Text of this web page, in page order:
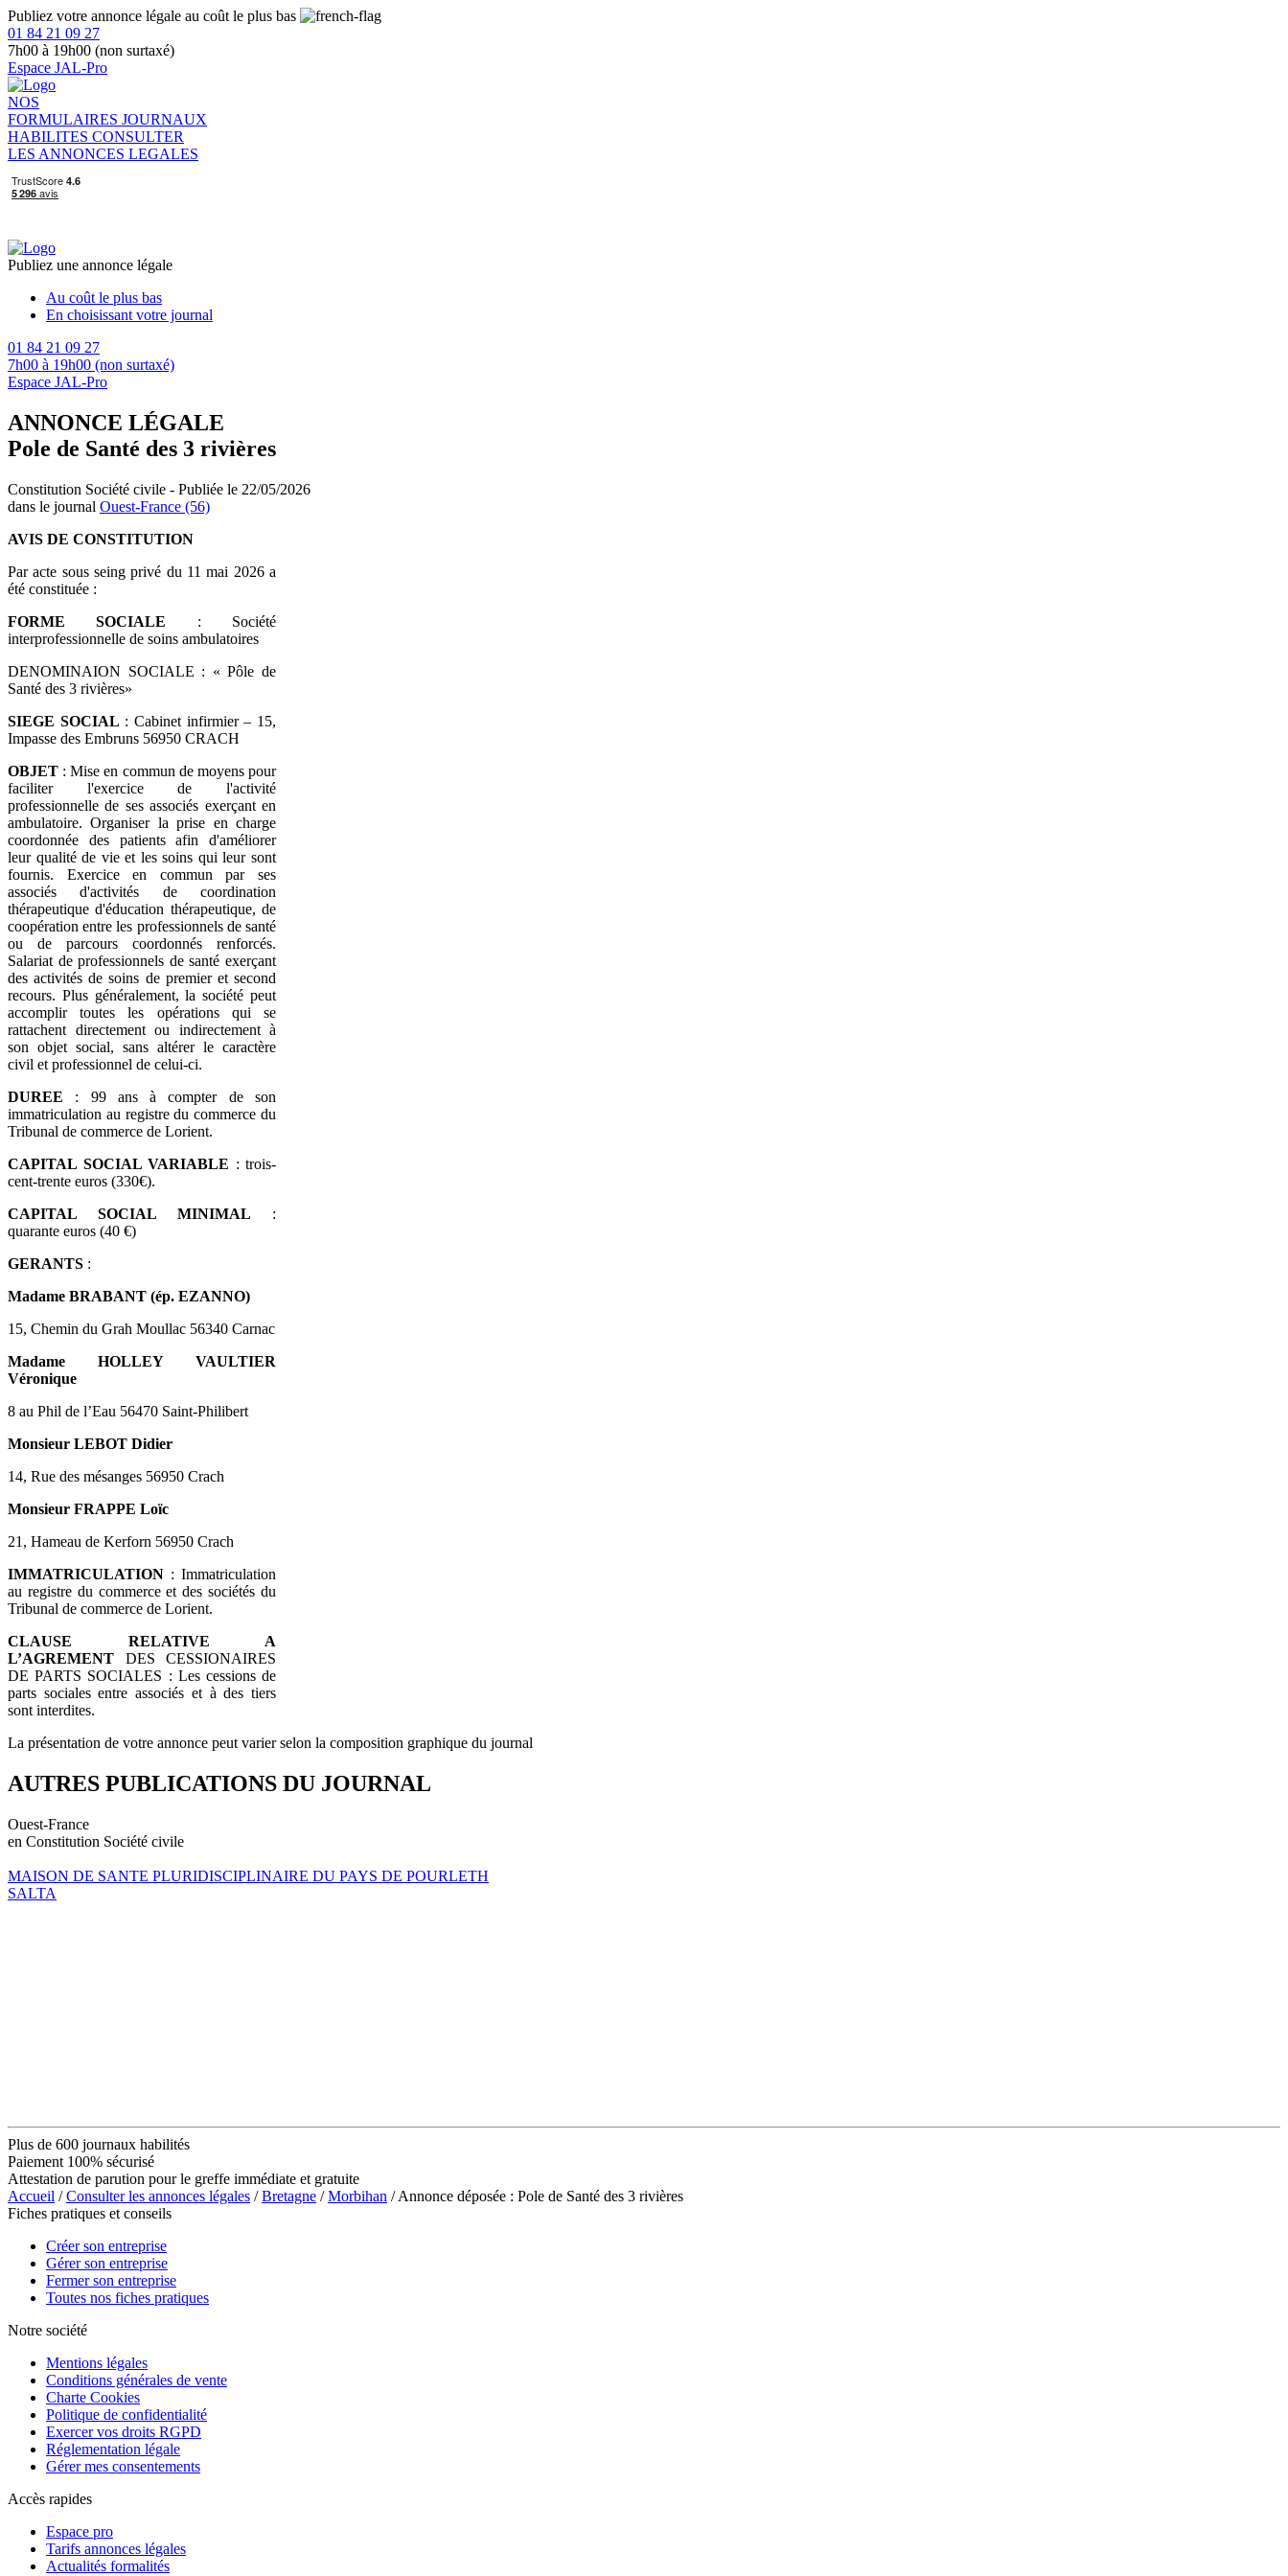
Publiez votre annonce légale au coût le plus bas
01 84 21 09 27
7h00 à 19h00 (non surtaxé)
Espace JAL-Pro
NOS
FORMULAIRES JOURNAUX
HABILITES CONSULTER
LES ANNONCES LEGALES
Publiez une annonce légale
Au coût le plus bas
En choisissant votre journal
01 84 21 09 27
7h00 à 19h00 (non surtaxé)
Espace JAL-Pro
ANNONCE LÉGALE
Pole de Santé des 3 rivières
Constitution Société civile - Publiée le 22/05/2026
dans le journal Ouest-France (56)
AVIS DE CONSTITUTION
Par acte sous seing privé du 11 mai 2026 a
été constituée :
FORME SOCIALE : Société
interprofessionnelle de soins ambulatoires
DENOMINAION SOCIALE : « Pôle de
Santé des 3 rivières»
SIEGE SOCIAL : Cabinet infirmier – 15,
Impasse des Embruns 56950 CRACH
OBJET : Mise en commun de moyens pour
faciliter l'exercice de l'activité
professionnelle de ses associés exerçant en
ambulatoire. Organiser la prise en charge
coordonnée des patients afin d'améliorer
leur qualité de vie et les soins qui leur sont
fournis. Exercice en commun par ses
associés d'activités de coordination
thérapeutique d'éducation thérapeutique, de
coopération entre les professionnels de santé
ou de parcours coordonnés renforcés.
Salariat de professionnels de santé exerçant
des activités de soins de premier et second
recours. Plus généralement, la société peut
accomplir toutes les opérations qui se
rattachent directement ou indirectement à
son objet social, sans altérer le caractère
civil et professionnel de celui-ci.
DUREE : 99 ans à compter de son
immatriculation au registre du commerce du
Tribunal de commerce de Lorient.
CAPITAL SOCIAL VARIABLE : trois-
cent-trente euros (330€).
CAPITAL SOCIAL MINIMAL :
quarante euros (40 €)
GERANTS :
Madame BRABANT (ép. EZANNO)
15, Chemin du Grah Moullac 56340 Carnac
Madame HOLLEY VAULTIER
Véronique
8 au Phil de l’Eau 56470 Saint-Philibert
Monsieur LEBOT Didier
14, Rue des mésanges 56950 Crach
Monsieur FRAPPE Loïc
21, Hameau de Kerforn 56950 Crach
IMMATRICULATION : Immatriculation
au registre du commerce et des sociétés du
Tribunal de commerce de Lorient.
CLAUSE RELATIVE A
L’AGREMENT DES CESSIONAIRES
DE PARTS SOCIALES : Les cessions de
parts sociales entre associés et à des tiers
sont interdites.
La présentation de votre annonce peut varier selon la composition graphique du journal
AUTRES PUBLICATIONS DU JOURNAL
Ouest-France
en Constitution Société civile
MAISON DE SANTE PLURIDISCIPLINAIRE DU PAYS DE POURLETH
SALTA
Plus de 600 journaux habilités
Paiement 100% sécurisé
Attestation de parution pour le greffe immédiate et gratuite
Accueil /Consulter les annonces légales /Bretagne /Morbihan / Annonce déposée : Pole de Santé des 3 rivières
Fiches pratiques et conseils
Créer son entreprise
Gérer son entreprise
Fermer son entreprise
Toutes nos fiches pratiques
Notre société
Mentions légales
Conditions générales de vente
Charte Cookies
Politique de confidentialité
Exercer vos droits RGPD
Réglementation légale
Gérer mes consentements
Accès rapides
Espace pro
Tarifs annonces légales
Actualités formalités